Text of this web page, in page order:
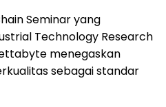
Seminar yang
Technology Research
menegaskan
sebagai standar